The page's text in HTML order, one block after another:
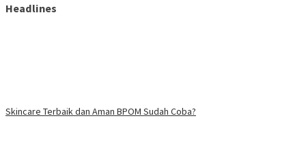
Headlines
Skincare Terbaik dan Aman BPOM Sudah Coba?